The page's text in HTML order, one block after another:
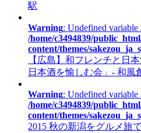
駅
Warning: Undefined variable
/home/c3494839/
content/themes/
【広島】和フレンチと日
日本酒を愉しむ会」- 和風
Warning: Undefined variable
/home/c3494839/
content/themes/
2015 秋の新潟をグルメ旅